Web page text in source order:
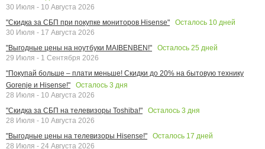
30 Июля - 10 Августа 2026
"Скидка за СБП при покупке мониторов Hisense"
Осталось 10 дней
30 Июля - 17 Августа 2026
"Выгодные цены на ноутбуки MAIBENBEN!"
Осталось 25 дней
29 Июля - 1 Сентября 2026
"Покупай больше – плати меньше! Скидки до 20% на бытовую технику
Gorenje и Hisense!"
Осталось 3 дня
28 Июля - 10 Августа 2026
"Скидка за СБП на телевизоры Toshiba!"
Осталось 3 дня
28 Июля - 10 Августа 2026
"Выгодные цены на телевизоры Hisense!"
Осталось 17 дней
28 Июля - 24 Августа 2026